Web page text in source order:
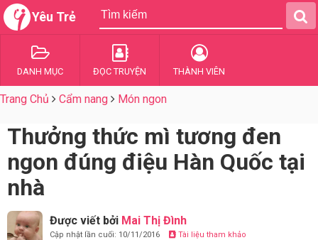
Yêu Trẻ
DANH MỤC ĐỌC TRUYỆN THÀNH VIÊN
Trang Chủ Cẩm nang Món ngon
Thưởng thức mì tương đen
ngon đúng điệu Hàn Quốc tại
nhà
Được viết bởi Mai Thị Đình
Cập nhật lần cuối: 10/11/2016 Tài liệu tham khảo